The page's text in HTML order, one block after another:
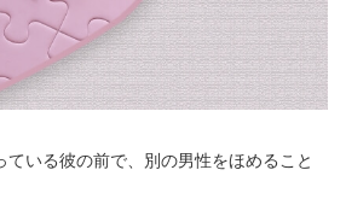
ている彼の前で、別の男性をほめること